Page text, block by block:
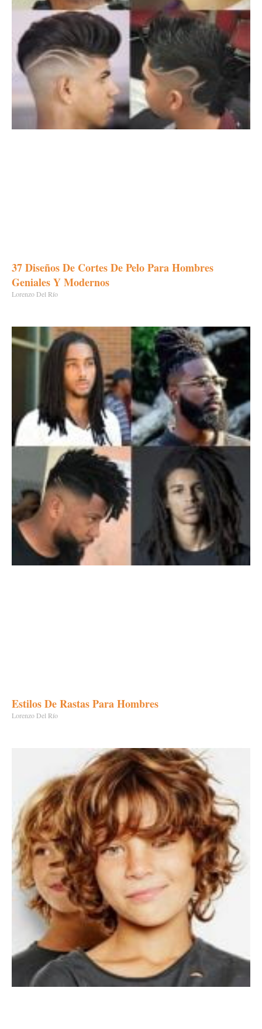
37 Diseños De Cortes De Pelo Para Hombres
Geniales Y Modernos
Lorenzo Del Río
Estilos De Rastas Para Hombres
Lorenzo Del Río